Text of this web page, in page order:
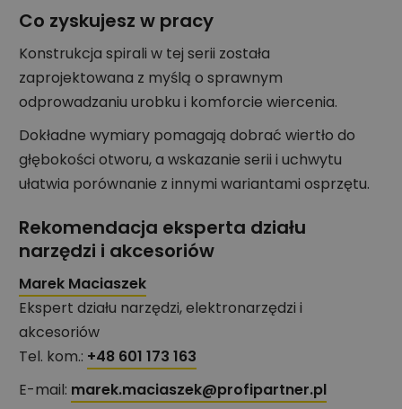
Co zyskujesz w pracy
Konstrukcja spirali w tej serii została
zaprojektowana z myślą o sprawnym
odprowadzaniu urobku i komforcie wiercenia.
Dokładne wymiary pomagają dobrać wiertło do
głębokości otworu, a wskazanie serii i uchwytu
ułatwia porównanie z innymi wariantami osprzętu.
Rekomendacja eksperta działu
narzędzi i akcesoriów
Marek Maciaszek
Ekspert działu narzędzi, elektronarzędzi i
akcesoriów
Tel. kom.: +48 601 173 163
E-mail: marek.maciaszek@profipartner.pl